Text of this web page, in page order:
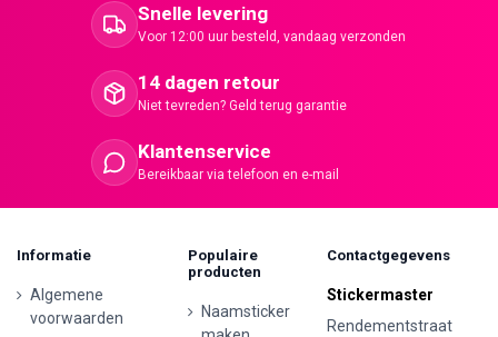
Snelle levering
Voor 12:00 uur besteld, vandaag verzonden
14 dagen retour
Niet tevreden? Geld terug garantie
Klantenservice
Bereikbaar via telefoon en e-mail
Informatie
Algemene
voorwaarden
Populaire
producten
Naamsticker
Contactgegevens
Stickermaster
Rendementstraat